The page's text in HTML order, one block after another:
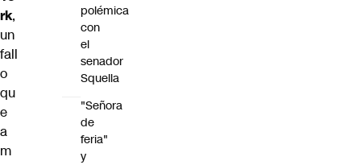
rk,
un
fall
o
qu
e
a
m
polémica
con
el
senador
Squella
"Señora
de
feria"
y